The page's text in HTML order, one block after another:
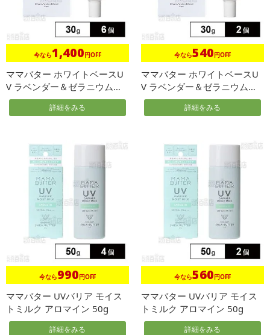
今なら1,400円OFF
ママバター ホワイトベースU
V ラベンダー＆ゼラニウムの
香り...
詳細をみる
今なら540円OFF
ママバター ホワイトベースU
V ラベンダー＆ゼラニウムの
香り...
詳細をみる
今なら990円OFF
ママバター UVバリア モイス
トミルク アロマイン 50g
詳細をみる
今なら560円OFF
ママバター UVバリア モイス
トミルク アロマイン 50g
詳細をみる